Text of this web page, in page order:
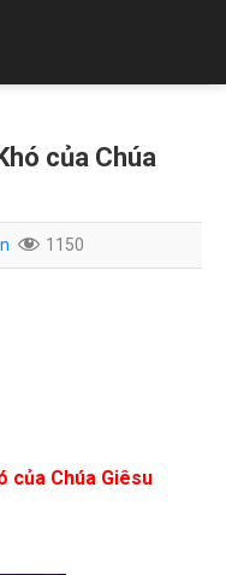
của Chúa
1150
của Chúa Giêsu